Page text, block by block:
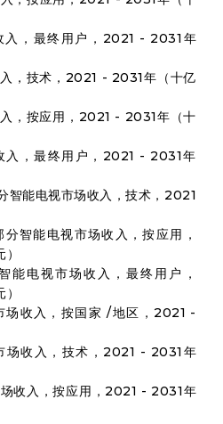
入，最终用户，2021 - 2031年
，技术，2021 - 2031年（十亿
，按应用，2021 - 2031年（十
入，最终用户，2021 - 2031年
智能电视市场收入，技术，2021
智能电视市场收入，按应用，
能电视市场收入，最终用户，
场收入，按国家 /地区，2021 -
场收入，技术，2021 - 2031年
收入，按应用，2021 - 2031年